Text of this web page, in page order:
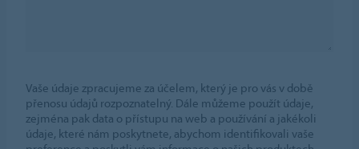
Vaše údaje zpracujeme za účelem, který je pro vás v době
přenosu údajů rozpoznatelný. Dále můžeme použít údaje,
zejména pak data o přístupu na web a používání a jakékoli
údaje, které nám poskytnete, abychom identifikovali vaše